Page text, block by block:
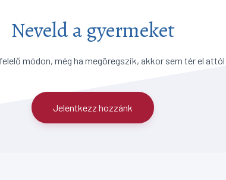
Neveld a gyermeket
módon, még ha megöregszik, akkor sem tér el
Jelentkezz hozzánk